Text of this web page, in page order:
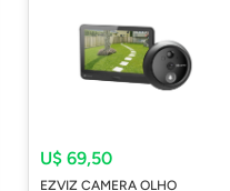
U$ 69,50
EZVIZ CAMERA OLHO